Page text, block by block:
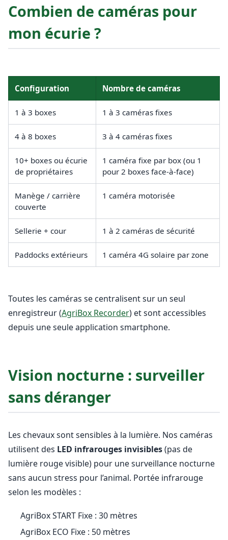
Combien de caméras pour
mon écurie ?
Configuration Nombre de caméras
1 à 3 boxes 1 à 3 caméras fixes
4 à 8 boxes 3 à 4 caméras fixes
10+ boxes ou écurie
de propriétaires
1 caméra fixe par box (ou 1
pour 2 boxes face-à-face)
Manège / carrière
couverte
1 caméra motorisée
Sellerie + cour 1 à 2 caméras de sécurité
Paddocks extérieurs 1 caméra 4G solaire par zone
Toutes les caméras se centralisent sur un seul
enregistreur (AgriBox Recorder) et sont accessibles
depuis une seule application smartphone.
Vision nocturne : surveiller
sans déranger
Les chevaux sont sensibles à la lumière. Nos caméras
utilisent des LED infrarouges invisibles(pas de
lumière rouge visible) pour une surveillance nocturne
sans aucun stress pour l’animal. Portée infrarouge
selon les modèles :
AgriBox START Fixe : 30 mètres
AgriBox ECO Fixe : 50 mètres